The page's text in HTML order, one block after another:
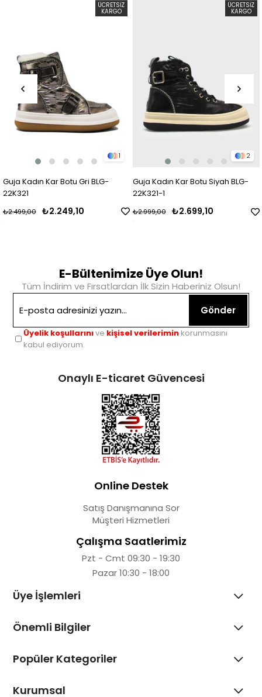
1
Guja Kadın Kar Botu Gri BLG-
22K321
₺2.249,10
₺2.499,00
ÜCRETSIZ
KARGO
2
Guja Kadın Kar Botu Siyah BLG-
22K321-1
₺2.699,10
₺2.999,00
ÜCRETSIZ
KARGO
E-Bültenimize Üye Olun!
Tüm İndirim ve Fırsatlardan İlk Sizin Haberiniz Olsun!
Gönder
Üyelik koşullarınıve kişisel verilerimin korunmasını
kabul ediyorum.
Onaylı E-ticaret Güvencesi
Online Destek
Satış Danışmanına Sor
Müşteri Hizmetleri
Çalışma Saatlerimiz
Pzt - Cmt 09:30 - 19:30
Pazar 10:30 - 18:00
Üye İşlemleri
Önemli Bilgiler
Popüler Kategoriler
Kurumsal